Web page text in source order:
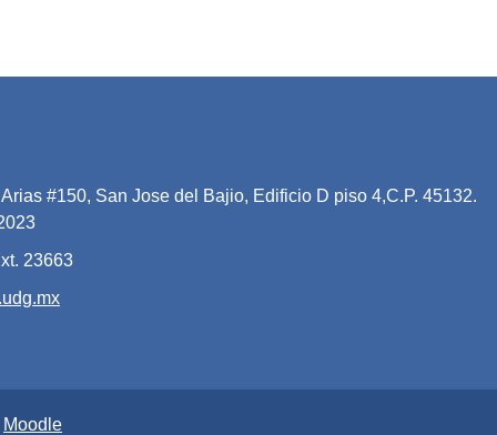
#150, San Jose del Bajio, Edificio D piso 4,C.P. 45132.
23663
Moodle